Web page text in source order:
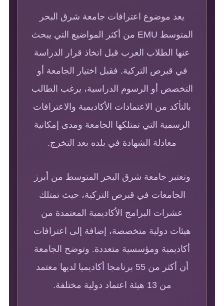
يعد موضوع اعترافات جامعة شرق البحر
المتوسط EMU من أكثر المواضيع التي يبحث
عنها الطلاب العرب قبل اتخاذ قرار الدراسة
في قبرص التركية. فقبل اختيار الجامعة أو
التخصص أو الرسوم الدراسية، يرغب الطالب
بالتأكد من الاعتمادات الأكاديمية والاعترافات
الرسمية التي تمتلكها الجامعة ومدى إمكانية
معادلة الشهادة في بلده بعد التخرج.
وتعتبر جامعة شرق البحر المتوسط من أبرز
الجامعات في قبرص التركية، حيث تمتلك
عشرات البرامج الأكاديمية المعتمدة من
هيئات دولية متخصصة، إضافة إلى اعترافات
أكاديمية ومؤسسية متعددة. وتوضح الجامعة
أن أكثر من 55 برنامجا أكاديميا لديها معتمد
من 13 هيئة اعتماد دولية مختلفة.